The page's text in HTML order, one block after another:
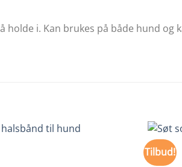
i. Kan brukes på både hund
Tilbud!